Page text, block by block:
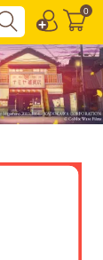
0